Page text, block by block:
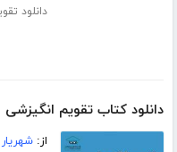
دانلود
دانلود کتاب تقویم انگیزشی 1400
از: